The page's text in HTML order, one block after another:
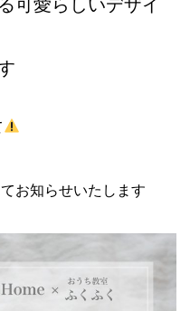
可愛らしいデザイ
お知らせいたします